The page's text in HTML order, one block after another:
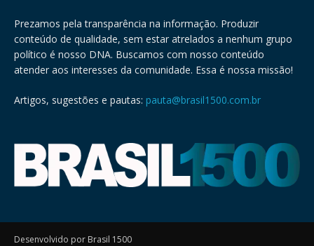
Prezamos pela transparência na informação. Produzir
conteúdo de qualidade, sem estar atrelados a nenhum grupo
político é nosso DNA. Buscamos com nosso conteúdo
atender aos interesses da comunidade. Essa é nossa missão!
Artigos, sugestões e pautas: pauta@brasil1500.com.br
Desenvolvido por Brasil 1500